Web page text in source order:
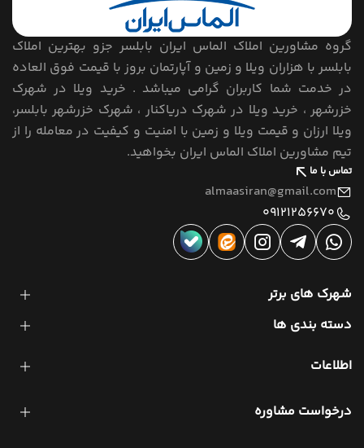
گروه مشاورین املاک الماس ایران بابلسر جزو بهترین املاک
بابلسر با هزاران ویلا و زمین و آپارتمان بروز با قیمت فوق العاده
در خدمت شما کاربران گرامی میباشد . خرید ویلا در شهرک
خزرشهر ، خرید ویلا در شهرک دریاکنار ، شهرک خزرشهر بابلسر،
ویلا ارزان و قیمت ویلا و زمین با امنیت و کیفیت در معامله را از
تیم مشاورین املاک الماس ایران بخواهید.
تماس با ما
almaasiran@gmail.com
09121256670
شهرک های برتر
دسته بندی ها
اطلاعات
درخواست مشاوره